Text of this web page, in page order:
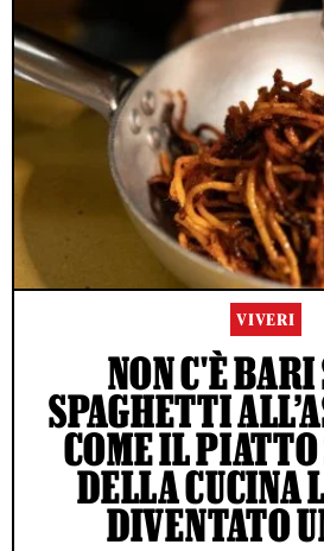
VIVERI
NON C'È
SPAGHETTI
COME IL
DELLA CUCINA
DIVENTATO